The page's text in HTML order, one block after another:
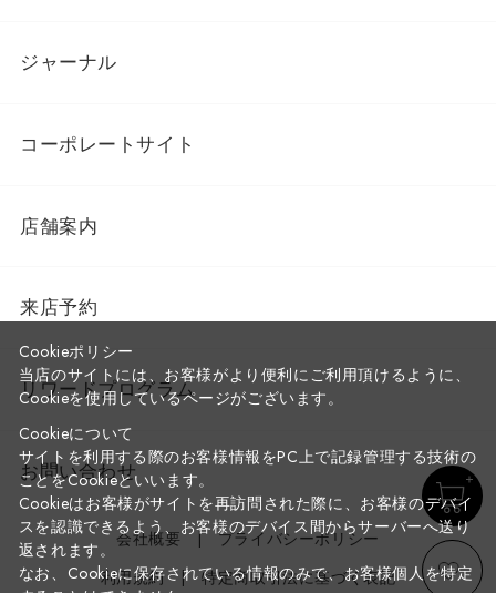
ジャーナル
コーポレートサイト
店舗案内
来店予約
リワードプログラム
お問い合わせ
会社概要
プライバシーポリシー
利用規約
特定商取引法に基づく表記
Cookieポリシー
当店のサイトには、お客様がより便利にご利用頂けるように、
Cookieを使用しているページがございます。
Cookieについて
サイトを利用する際のお客様情報をPC上で記録管理する技術の
ことをCookieといいます。
Cookieはお客様がサイトを再訪問された際に、お客様のデバイ
スを認識できるよう、お客様のデバイス間からサーバーへ送り
返されます。
なお、Cookieに保存されている情報のみで、お客様個人を特定